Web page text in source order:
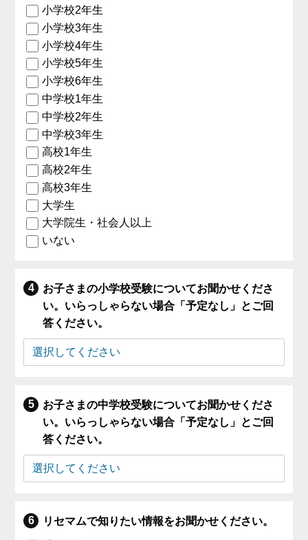
小学校2年生
小学校3年生
小学校4年生
小学校5年生
小学校6年生
中学校1年生
中学校2年生
中学校3年生
高校1年生
高校2年生
高校3年生
大学生
大学院生・社会人以上
いない
お子さまの小学校受験についてお聞かせくださ
い。いらっしゃらない場合「予定なし」とご回
答ください。
お子さまの中学校受験についてお聞かせくださ
い。いらっしゃらない場合「予定なし」とご回
答ください。
リセマムで知りたい情報をお聞かせください。